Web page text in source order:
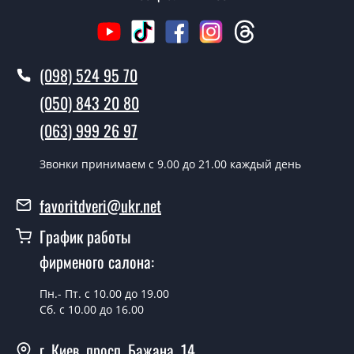
В тот же день в течении нескольких часов, при
условии наличия их на складе, либо на следующий
Можно на сегодня вызвать
замерщика?
Да можно.
У вас есть в наличии готовые
Да, мы имеем большой ассортимент готовых уличных
дверей.
Какая стоимость самых дешевых
От 5200 грн.
Нужны уличные двери эконом
(098) 524 95 70
(050) 843 20 80
(063) 999 26 97
Звонки принимаем c 9.00 до 21.00 каждый день
favoritdveri@ukr.net
График работы
фирменого салона:
Пн.- Пт. с 10.00 до 19.00
Сб. с 10.00 до 16.00